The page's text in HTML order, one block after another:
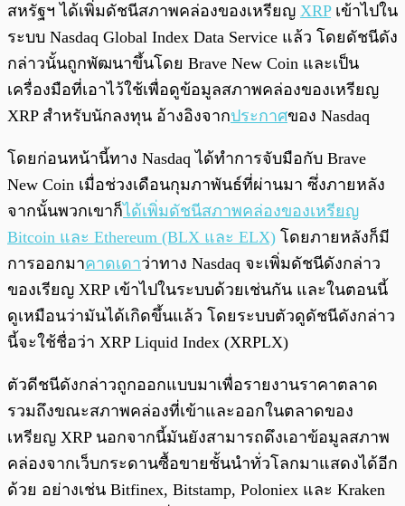
สหรัฐฯ ได้เพิ่มดัชนีสภาพคล่องของเหรียญ XRPเข้าไปใน
ระบบ Nasdaq Global Index Data Service แล้ว โดยดัชนีดัง
กล่าวนั้นถูกพัฒนาขึ้นโดย Brave New Coin และเป็น
เครื่องมือที่เอาไว้ใช้เพื่อดูข้อมูลสภาพคล่องของเหรียญ
XRP สำหรับนักลงทุน อ้างอิงจากประกาศของ Nasdaq
โดยก่อนหน้านี้ทาง Nasdaq ได้ทำการจับมือกับ Brave
New Coin เมื่อช่วงเดือนกุมภาพันธ์ที่ผ่านมา ซึ่งภายหลัง
จากนั้นพวกเขาก็ได้เพิ่มดัชนีสภาพคล่องของเหรียญ
Bitcoin และ Ethereum (BLX และ ELX) โดยภายหลังก็มี
การออกมาคาดเดาว่าทาง Nasdaq จะเพิ่มดัชนีดังกล่าว
ของเรียญ XRP เข้าไปในระบบด้วยเช่นกัน และในตอนนี้
ดูเหมือนว่ามันได้เกิดขึ้นแล้ว โดยระบบตัวดูดัชนีดังกล่าว
นี้จะใช้ชื่อว่า XRP Liquid Index (XRPLX)
ตัวดีชนีดังกล่าวถูกออกแบบมาเพื่อรายงานราคาตลาด
รวมถึงขณะสภาพคล่องที่เข้าและออกในตลาดของ
เหรียญ XRP นอกจากนี้มันยังสามารถดึงเอาข้อมูลสภาพ
คล่องจากเว็บกระดานซื้อขายชั้นนำทั่วโลกมาแสดงได้อีก
ด้วย อย่างเช่น Bitfinex, Bitstamp, Poloniex และ Kraken